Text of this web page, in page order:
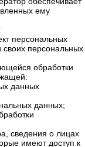
ему
персональных
персональных
обработки
данных
данных;
сведения о лицах
имеют доступ к